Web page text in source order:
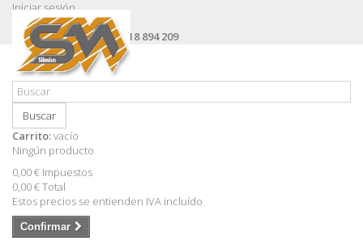
Iniciar sesión
Contacte con nosotros
Llámanos ahora:+34 618 894 209
Buscar
Carrito:vacío
Ningún producto
0,00 € Impuestos
0,00 €Total
Estos precios se entienden IVA incluído
Confirmar